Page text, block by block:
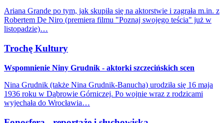
Ariana Grande po tym, jak skupiła się na aktorstwie i zagrała m.in. z
Robertem De Niro (premiera filmu "Poznaj swojego teścia" już w
listopadzie)…
Trochę Kultury
Wspomnienie Niny Grudnik - aktorki szczecińskich scen
Nina Grudnik (także Nina Grudnik-Banucha) urodziła się 16 maja
1936 roku w Dąbrowie Górniczej. Po wojnie wraz z rodzicami
wyjechała do Wrocławia…